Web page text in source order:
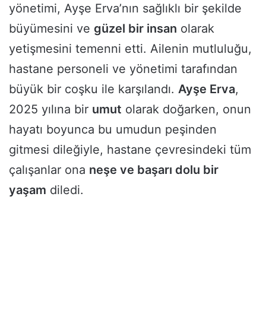
yönetimi, Ayşe Erva’nın sağlıklı bir şekilde
büyümesini ve güzel bir insan olarak
yetişmesini temenni etti. Ailenin mutluluğu,
hastane personeli ve yönetimi tarafından
büyük bir coşku ile karşılandı. Ayşe Erva,
2025 yılına bir umut olarak doğarken, onun
hayatı boyunca bu umudun peşinden
gitmesi dileğiyle, hastane çevresindeki tüm
çalışanlar ona neşe ve başarı dolu bir
yaşam diledi.